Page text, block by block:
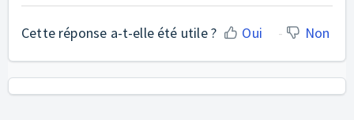
Cette réponse a-t-elle été utile ? Oui Non